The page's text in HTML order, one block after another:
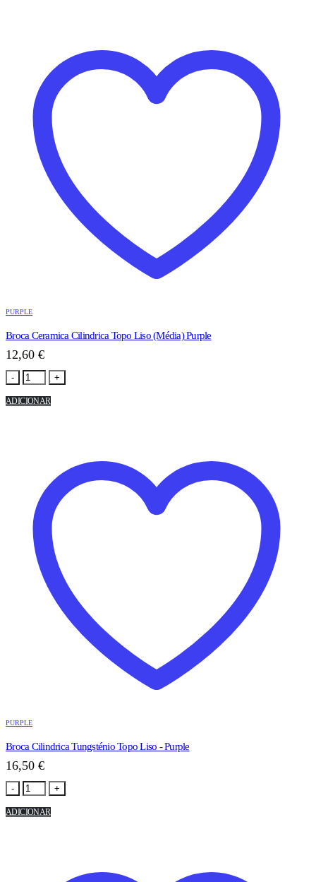
PURPLE
Broca Ceramica Cilindrica Topo Liso (Média) Purple
12,60 €
- +
ADICIONAR
PURPLE
Broca Cilindrica Tungsténio Topo Liso - Purple
16,50 €
- +
ADICIONAR